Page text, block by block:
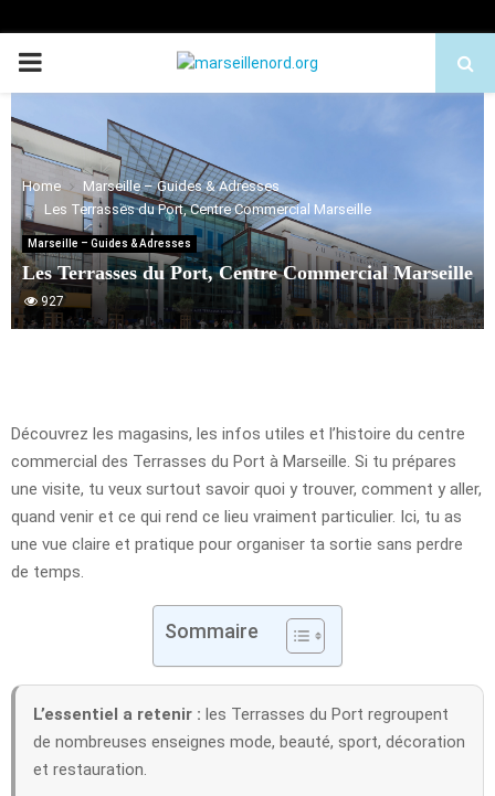
PRIMARY
MENU
Home
Marseille – Guides & Adresses
Les Terrasses du Port, Centre Commercial Marseille
Marseille – Guides & Adresses
Les Terrasses du Port, Centre Commercial Marseille
927
Découvrez les magasins, les infos utiles et l’histoire du centre
commercial des Terrasses du Port à Marseille. Si tu prépares
une visite, tu veux surtout savoir quoi y trouver, comment y aller,
quand venir et ce qui rend ce lieu vraiment particulier. Ici, tu as
une vue claire et pratique pour organiser ta sortie sans perdre
de temps.
Sommaire
L’essentiel a retenir : les Terrasses du Port regroupent
de nombreuses enseignes mode, beauté, sport, décoration
et restauration.